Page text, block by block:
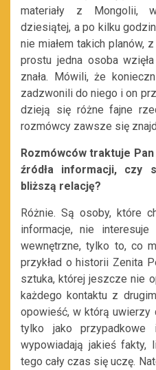
materiały z Mongolii,
dziesiątej, a po kilku
nie miałem takich planów,
prostu jedna osoba
znała. Mówili, że
zadzwonili do niego i on
dzieją się różne fajne
rozmówcy zawsze się
Rozmówców traktuje
źródła informacji, czy
bliższą relację?
Różnie. Są osoby, które
informacje, nie
wewnętrzne, tylko to, co
przykład o historii Zenita
sztuka, której jeszcze nie
każdego kontaktu z
opowieść, w którą uwierzy
tylko jako przypadkowe
wypowiadają jakieś fakty,
tego cały czas się uczę.